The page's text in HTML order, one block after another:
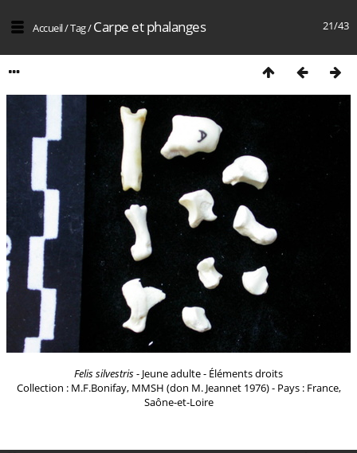
21/43
Accueil/Tag/Carpe et phalanges
Felis silvestris- Jeune adulte - Éléments droits
Collection : M.F.Bonifay, MMSH (don M. Jeannet 1976) - Pays : France,
Saône-et-Loire